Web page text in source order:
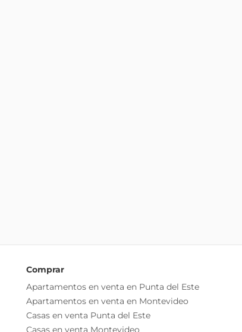
Comprar
Apartamentos en venta en Punta del Este
Apartamentos en venta en Montevideo
Casas en venta Punta del Este
Casas en venta Montevideo